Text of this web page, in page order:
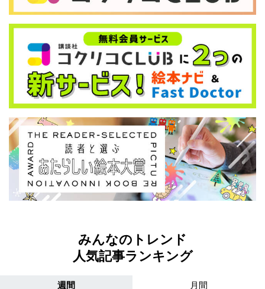
みんなのトレンド
人気記事ランキング
週間 月間